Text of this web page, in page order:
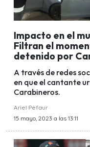
Impacto en el
Filtran el
detenido por
A través de redes
en que el cantante
Carabineros.
Ariel Pefaur
15 mayo, 2023 a las 13:11